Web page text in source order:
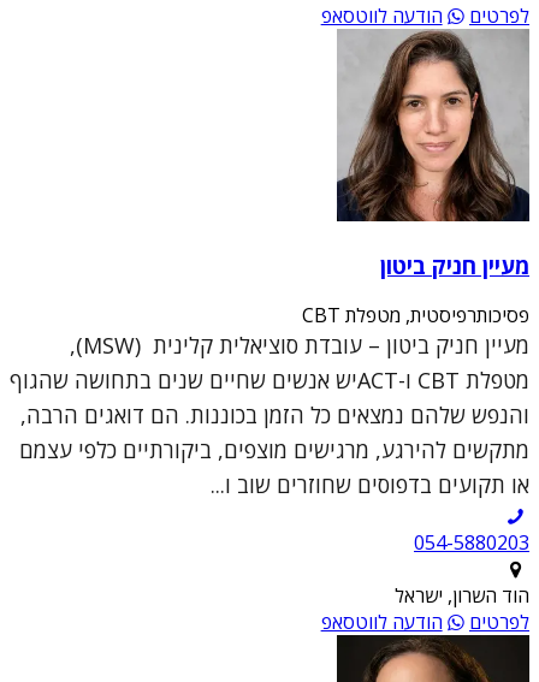
לפרטים
הודעה לווטסאפ
מעיין חניק ביטון
פסיכותרפיסטית, מטפלת CBT
מעיין חניק ביטון – עובדת סוציאלית קלינית (MSW),
מטפלת CBT ו-ACTיש אנשים שחיים שנים בתחושה שהגוף
והנפש שלהם נמצאים כל הזמן בכוננות. הם דואגים הרבה,
מתקשים להירגע, מרגישים מוצפים, ביקורתיים כלפי עצמם
או תקועים בדפוסים שחוזרים שוב ו...
054-5880203
הוד השרון, ישראל
לפרטים
הודעה לווטסאפ